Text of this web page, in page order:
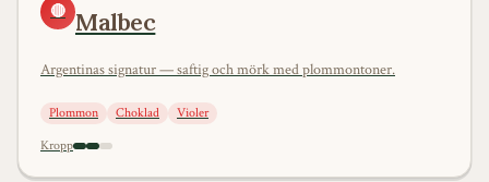
🔴 Malbec
Argentinas signatur — saftig och mörk med plommontoner.
Plommon Choklad
Violer
Kropp